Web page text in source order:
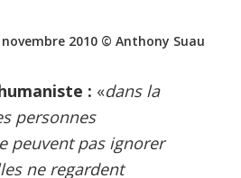
2010 © Anthony Suau
: «dans la
personnes
peuvent pas ignorer
ne regardent